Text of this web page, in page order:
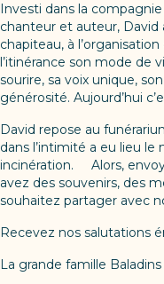
Investi dans la
chanteur et auteur, David
chapiteau, à
l’itinérance son mode de
sourire, sa voix unique,
générosité. Aujourd’hui
David repose au
dans l’intimité a eu lieu le
incinération. Alors,
avez des souvenirs, des
souhaitez partager avec
Recevez nos salutations
La grande famille Baladins